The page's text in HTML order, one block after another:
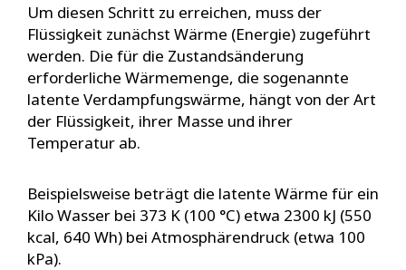
Um diesen Schritt zu erreichen, muss der
Flüssigkeit zunächst Wärme (Energie) zugeführt
werden. Die für die Zustandsänderung
erforderliche Wärmemenge, die sogenannte
latente Verdampfungswärme, hängt von der Art
der Flüssigkeit, ihrer Masse und ihrer
Temperatur ab.
Beispielsweise beträgt die latente Wärme für ein
Kilo Wasser bei 373 K (100 °C) etwa 2300 kJ (550
kcal, 640 Wh) bei Atmosphärendruck (etwa 100
kPa).